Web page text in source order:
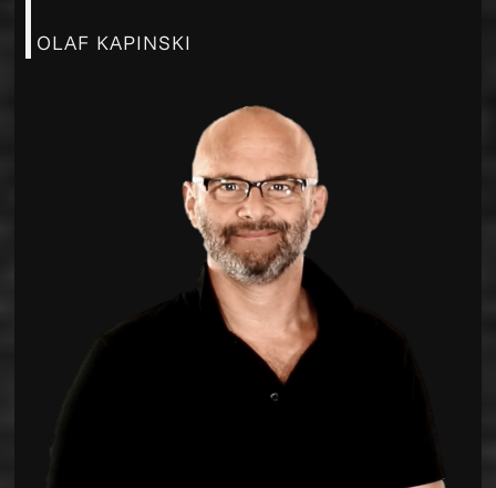
OLAF KAPINSKI